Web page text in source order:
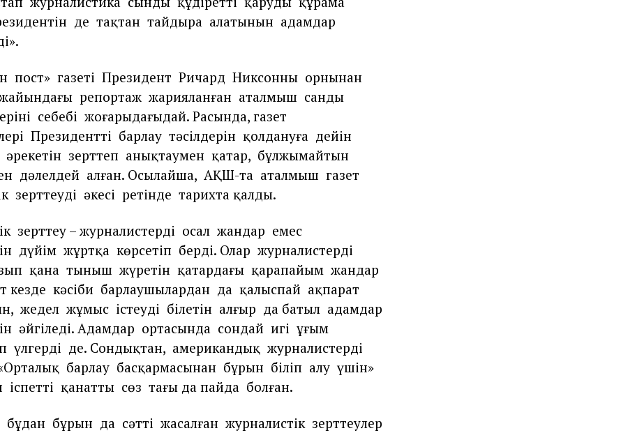
де тақтан тайдыра алатынын адамдар
пост» газеті Президент Ричард Никсонның орнынан
репортаж жарияланған аталмыш санды
себебі жоғарыдағыдай. Расында, газет
Президенттің барлау тәсілдерін қолдануға дейін
әрекетін зерттеп анықтаумен қатар, бұлжымайтын
дәлелдей алған. Осылайша, АҚШ-та аталмыш газет
зерттеудің әкесі ретінде тарихта қалды.
зерттеу – журналистердің осал жандар емес
дүйім жұртқа көрсетіп берді. Олар журналистердің
қана тыныш жүретін қатардағы қарапайым жандар
кезде кәсіби барлаушылардан да қалыспай ақпарат
жедел жұмыс істеуді білетін алғыр да батыл адамдар
әйгіледі. Адамдар ортасында сондай игі ұғым
үлгерді де. Сондықтан, американдық журналистердің
барлау басқармасынан бұрын біліп алу үшін»
іспетті қанатты сөз тағы да пайда болған.
бұдан бұрын да сәтті жасалған журналистік зерттеулер